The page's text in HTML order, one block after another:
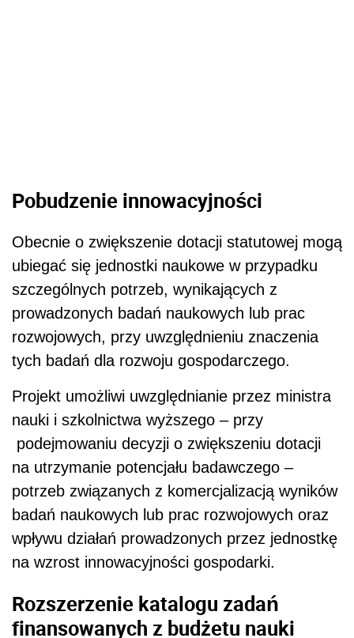
Pobudzenie innowacyjności
Obecnie o zwiększenie dotacji statutowej mogą
ubiegać się jednostki naukowe w przypadku
szczególnych potrzeb, wynikających z
prowadzonych badań naukowych lub prac
rozwojowych, przy uwzględnieniu znaczenia
tych badań dla rozwoju gospodarczego.
Projekt umożliwi uwzględnianie przez ministra
nauki i szkolnictwa wyższego – przy
podejmowaniu decyzji o zwiększeniu dotacji
na utrzymanie potencjału badawczego –
potrzeb związanych z komercjalizacją wyników
badań naukowych lub prac rozwojowych oraz
wpływu działań prowadzonych przez jednostkę
na wzrost innowacyjności gospodarki.
Rozszerzenie katalogu zadań
finansowanych z budżetu nauki